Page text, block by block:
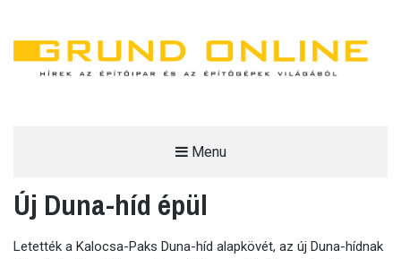
HÍREK AZ ÉPÍTŐIPAR ÉS AZ ÉPÍTŐGÉPEK VILÁGÁBÓL.
Menu
Új Duna-híd épül
Letették a Kalocsa-Paks Duna-híd alapkövét, az új Duna-hídnak